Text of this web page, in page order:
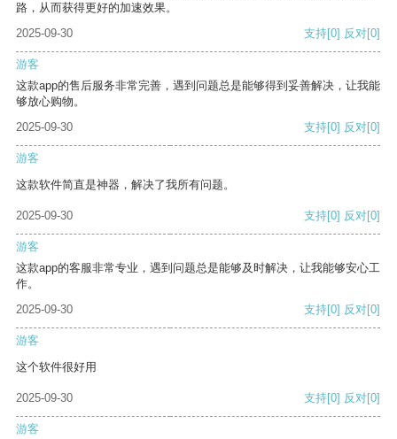
路，从而获得更好的加速效果。
2025-09-30
支持[0] 反对[0]
游客
这款app的售后服务非常完善，遇到问题总是能够得到妥善解决，让我能
够放心购物。
2025-09-30
支持[0] 反对[0]
游客
这款软件简直是神器，解决了我所有问题。
2025-09-30 支持[0] 反对[0]
游客
这款app的客服非常专业，遇到问题总是能够及时解决，让我能够安心工
作。
2025-09-30
支持[0] 反对[0]
游客
这个软件很好用
2025-09-30 支持[0] 反对[0]
游客